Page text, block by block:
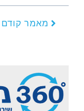
מאמר קודם